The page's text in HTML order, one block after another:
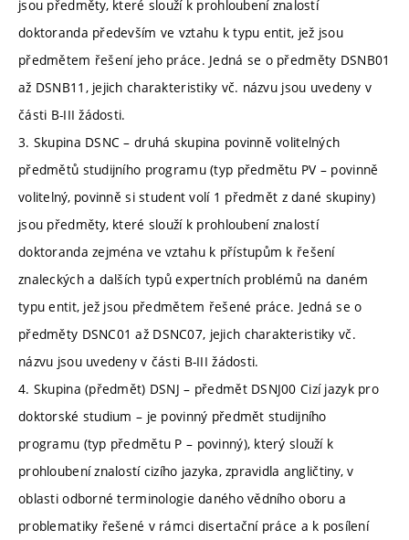
jsou předměty, které slouží k prohloubení znalostí
doktoranda především ve vztahu k typu entit, jež jsou
předmětem řešení jeho práce. Jedná se o předměty DSNB01
až DSNB11, jejich charakteristiky vč. názvu jsou uvedeny v
části B-III žádosti.
3. Skupina DSNC – druhá skupina povinně volitelných
předmětů studijního programu (typ předmětu PV – povinně
volitelný, povinně si student volí 1 předmět z dané skupiny)
jsou předměty, které slouží k prohloubení znalostí
doktoranda zejména ve vztahu k přístupům k řešení
znaleckých a dalších typů expertních problémů na daném
typu entit, jež jsou předmětem řešené práce. Jedná se o
předměty DSNC01 až DSNC07, jejich charakteristiky vč.
názvu jsou uvedeny v části B-III žádosti.
4. Skupina (předmět) DSNJ – předmět DSNJ00 Cizí jazyk pro
doktorské studium – je povinný předmět studijního
programu (typ předmětu P – povinný), který slouží k
prohloubení znalostí cizího jazyka, zpravidla angličtiny, v
oblasti odborné terminologie daného vědního oboru a
problematiky řešené v rámci disertační práce a k posílení